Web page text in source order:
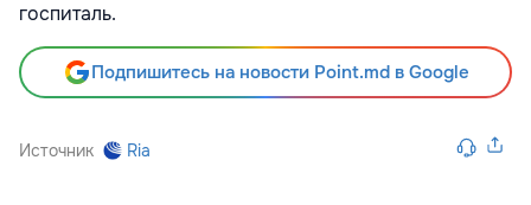
госпиталь.
Подпишитесь на новости Point.md в Google
Источник Ria